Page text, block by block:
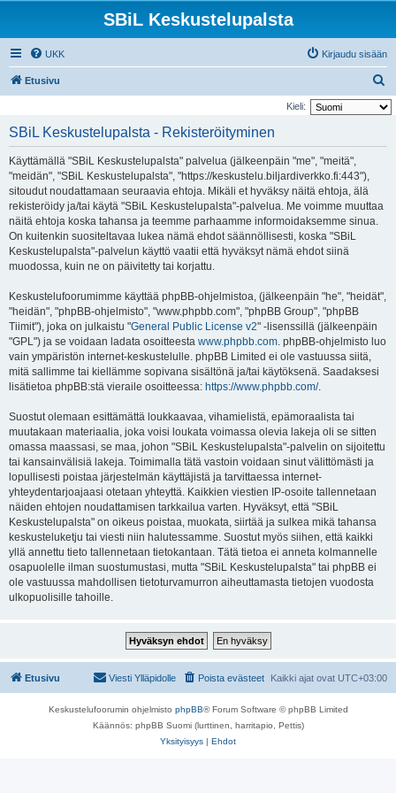
SBiL Keskustelupalsta
UKK Kirjaudu sisään
Etusivu
t
Kieli:
SBiL Keskustelupalsta - Rekisteröityminen
Käyttämällä "SBiL Keskustelupalsta" palvelua (jälkeenpäin "me", "meitä",
"meidän", "SBiL Keskustelupalsta", "https://keskustelu.biljardiverkko.fi:443"),
sitoudut noudattamaan seuraavia ehtoja. Mikäli et hyväksy näitä ehtoja, älä
rekisteröidy ja/tai käytä "SBiL Keskustelupalsta"-palvelua. Me voimme muuttaa
näitä ehtoja koska tahansa ja teemme parhaamme informoidaksemme sinua.
On kuitenkin suositeltavaa lukea nämä ehdot säännöllisesti, koska "SBiL
Keskustelupalsta"-palvelun käyttö vaatii että hyväksyt nämä ehdot siinä
muodossa, kuin ne on päivitetty tai korjattu.
Keskustelufoorumimme käyttää phpBB-ohjelmistoa, (jälkeenpäin "he", "heidät",
"heidän", "phpBB-ohjelmisto", "www.phpbb.com", "phpBB Group", "phpBB
Tiimit"), joka on julkaistu "General Public License v2" -lisenssillä (jälkeenpäin
"GPL") ja se voidaan ladata osoitteesta www.phpbb.com. phpBB-ohjelmisto luo
vain ympäristön internet-keskustelulle. phpBB Limited ei ole vastuussa siitä,
mitä sallimme tai kiellämme sopivana sisältönä ja/tai käytöksenä. Saadaksesi
lisätietoa phpBB:stä vieraile osoitteessa: https://www.phpbb.com/.
Suostut olemaan esittämättä loukkaavaa, vihamielistä, epämoraalista tai
muutakaan materiaalia, joka voisi loukata voimassa olevia lakeja oli se sitten
omassa maassasi, se maa, johon "SBiL Keskustelupalsta"-palvelin on sijoitettu
tai kansainvälisiä lakeja. Toimimalla tätä vastoin voidaan sinut välittömästi ja
lopullisesti poistaa järjestelmän käyttäjistä ja tarvittaessa internet-
yhteydentarjoajaasi otetaan yhteyttä. Kaikkien viestien IP-osoite tallennetaan
näiden ehtojen noudattamisen tarkkailua varten. Hyväksyt, että "SBiL
Keskustelupalsta" on oikeus poistaa, muokata, siirtää ja sulkea mikä tahansa
keskusteluketju tai viesti niin halutessamme. Suostut myös siihen, että kaikki
yllä annettu tieto tallennetaan tietokantaan. Tätä tietoa ei anneta kolmannelle
osapuolelle ilman suostumustasi, mutta "SBiL Keskustelupalsta" tai phpBB ei
ole vastuussa mahdollisen tietoturvamurron aiheuttamasta tietojen vuodosta
ulkopuolisille tahoille.
Etusivu Kaikki ajat ovat UTC+03:00
Poista evästeet
Viesti Ylläpidolle
Keskustelufoorumin ohjelmisto phpBB® Forum Software © phpBB Limited
Käännös: phpBB Suomi (lurttinen, harritapio, Pettis)
Yksityisyys | Ehdot